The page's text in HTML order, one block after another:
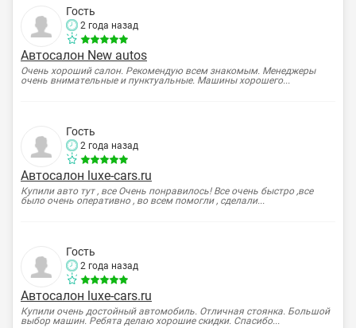
Гость
2 года назад
Автосалон New autos
Очень хороший салон. Рекомендую всем знакомым. Менеджеры
очень внимательные и пунктуальные. Машины хорошего...
Гость
2 года назад
Автосалон luxe-cars.ru
Купили авто тут , все Очень понравилось! Все очень быстро ,все
было очень оперативно , во всем помогли , сделали...
Гость
2 года назад
Автосалон luxe-cars.ru
Купили очень достойный автомобиль. Отличная стоянка. Большой
выбор машин. Ребята делаю хорошие скидки. Спасибо...